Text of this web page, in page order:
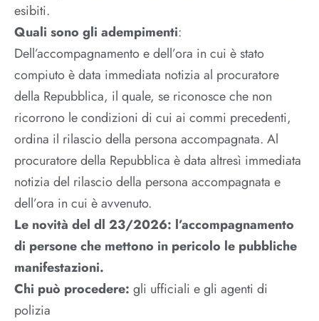
esibiti.
Quali sono gli adempimenti:
Dell’accompagnamento e dell’ora in cui è stato
compiuto è data immediata notizia al procuratore
della Repubblica, il quale, se riconosce che non
ricorrono le condizioni di cui ai commi precedenti,
ordina il rilascio della persona accompagnata. Al
procuratore della Repubblica è data altresì immediata
notizia del rilascio della persona accompagnata e
dell’ora in cui è avvenuto.
Le novità del dl 23/2026: l’accompagnamento
di persone che mettono in pericolo le pubbliche
manifestazioni.
Chi può procedere: gli ufficiali e gli agenti di
polizia